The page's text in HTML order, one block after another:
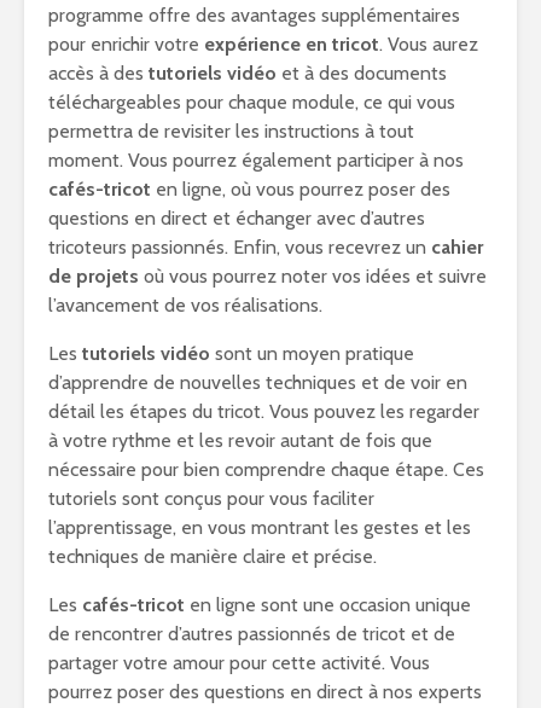
programme offre des avantages supplémentaires
pour enrichir votre expérience en tricot. Vous aurez
accès à des tutoriels vidéo et à des documents
téléchargeables pour chaque module, ce qui vous
permettra de revisiter les instructions à tout
moment. Vous pourrez également participer à nos
cafés-tricot en ligne, où vous pourrez poser des
questions en direct et échanger avec d’autres
tricoteurs passionnés. Enfin, vous recevrez un cahier
de projets où vous pourrez noter vos idées et suivre
l’avancement de vos réalisations.
Les tutoriels vidéo sont un moyen pratique
d’apprendre de nouvelles techniques et de voir en
détail les étapes du tricot. Vous pouvez les regarder
à votre rythme et les revoir autant de fois que
nécessaire pour bien comprendre chaque étape. Ces
tutoriels sont conçus pour vous faciliter
l’apprentissage, en vous montrant les gestes et les
techniques de manière claire et précise.
Les cafés-tricot en ligne sont une occasion unique
de rencontrer d’autres passionnés de tricot et de
partager votre amour pour cette activité. Vous
pourrez poser des questions en direct à nos experts